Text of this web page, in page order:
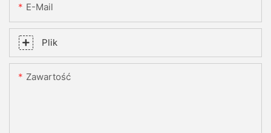
E-Mail
Plik
Zawartość